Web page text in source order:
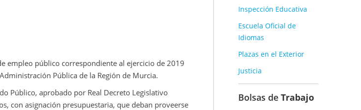
empleo público correspondiente al ejercicio de 2019
Pública de la Región de Murcia.
Público, aprobado por Real Decreto Legislativo
con asignación presupuestaria, que deban proveerse
Inspección Educativa
Escuela Oficial de
Idiomas
Plazas en el Exterior
Justicia
Bolsas de Trabajo